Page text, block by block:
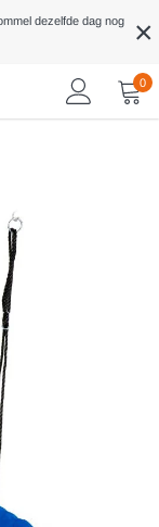
dezelfde dag nog
×
0